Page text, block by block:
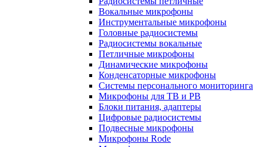
Вокальные микрофоны
Инструментальные микрофоны
Головные радиосистемы
Радиосистемы вокальные
Петличные микрофоны
Динамические микрофоны
Конденсаторные микрофоны
Системы персонального мониторинга
Микрофоны для ТВ и РВ
Блоки питания, адаптеры
Цифровые радиосистемы
Подвесные микрофоны
Микрофоны Rode